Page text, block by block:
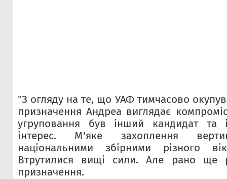
"З огляду на те, що УАФ тимчасово
призначення Андреа виглядає
угруповання був інший кандидат та
інтерес. М'яке захоплення
національними збірними різного
Втрутилися вищі сили. Але рано ще
призначення.